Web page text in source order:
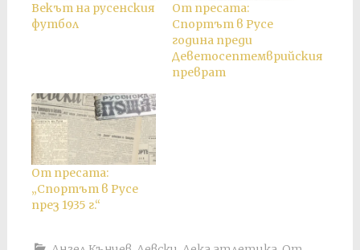
Векът на русенския
футбол
От пресата:
Спортът в Русе
година преди
Деветосептемврийския
преврат
От пресата:
„Спортът в Русе
през 1935 г.“